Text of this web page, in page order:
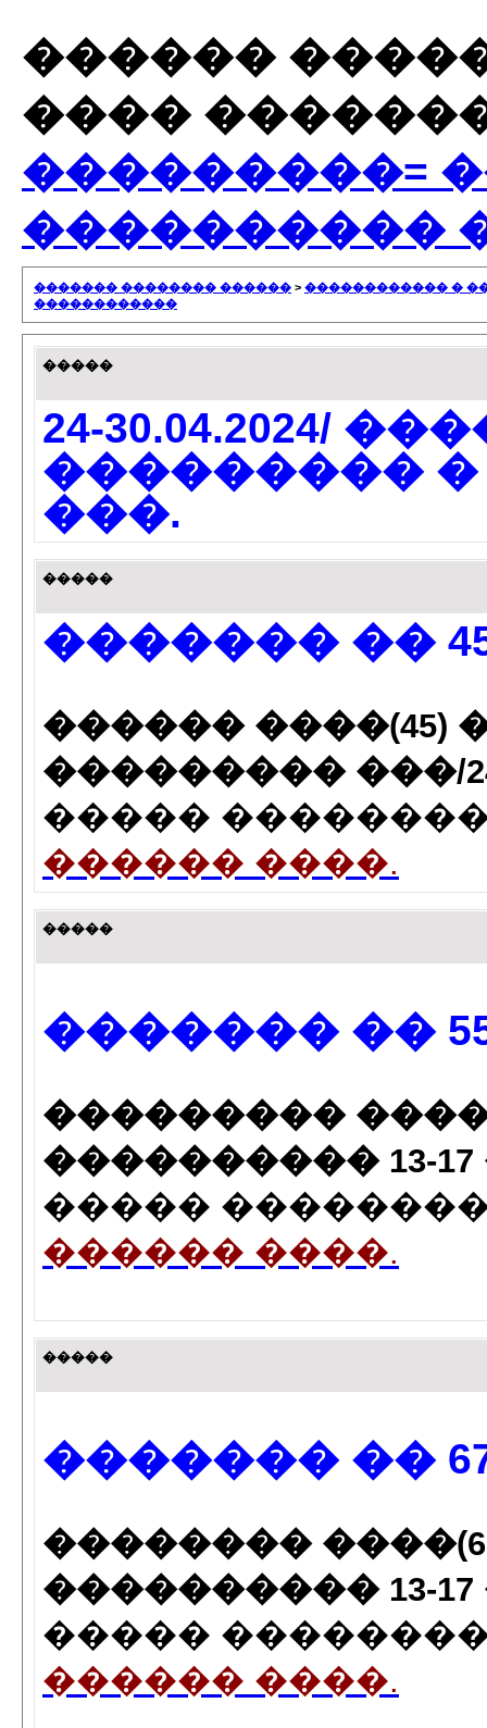
������
����
���������=
����������
������� �������� ������ > ������������ �
������������
�����
24-30.04.2024/
���������
���.
�����
������� ��
������ ����(45)
��������� ���/24-
�����
������ ����.
�����
������� ��
��������� ����(55)
���������� 13-17
�����
������ ����.
�����
������� ��
�������� ����(67)
���������� 13-17
�����
������ ����.